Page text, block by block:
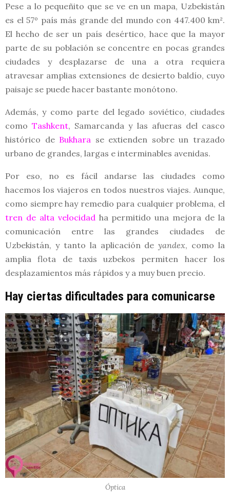
Pese a lo pequeñito que se ve en un mapa, Uzbekistán
es el 57º país más grande del mundo con 447.400​ km².
El hecho de ser un país desértico, hace que la mayor
parte de su población se concentre en pocas grandes
ciudades y desplazarse de una a otra requiera
atravesar amplias extensiones de desierto baldío, cuyo
paisaje se puede hacer bastante monótono.
Además, y como parte del legado soviético, ciudades
comoTashkent, Samarcanda y las afueras del casco
histórico de Bukhara se extienden sobre un trazado
urbano de grandes, largas e interminables avenidas.
Por eso, no es fácil andarse las ciudades como
hacemos los viajeros en todos nuestros viajes. Aunque,
como siempre hay remedio para cualquier problema, el
tren de alta velocidad ha permitido una mejora de la
comunicación entre las grandes ciudades de
Uzbekistán, y tanto la aplicación deyandex, como la
amplia flota de taxis uzbekos permiten hacer los
desplazamientos más rápidos y a muy buen precio.
Hay ciertas dificultades para comunicarse
Óptica